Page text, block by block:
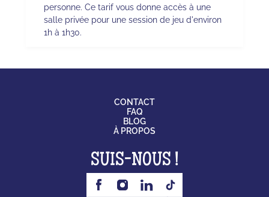
personne. Ce tarif vous donne accès à une
salle privée pour une session de jeu d'environ
1h à 1h30.
CONTACT
FAQ
BLOG
À PROPOS
SUIS-NOUS !